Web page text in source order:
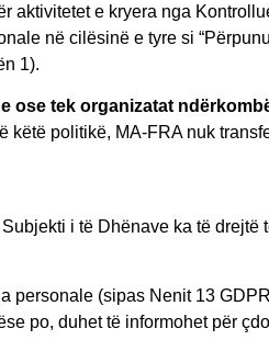
aktivitetet e kryera nga
në cilësinë e tyre si
1).
ose tek organizatat
politikë, MA-FRA nuk
i të Dhënave ka të
personale (sipas Nenit 13
po, duhet të informohet për